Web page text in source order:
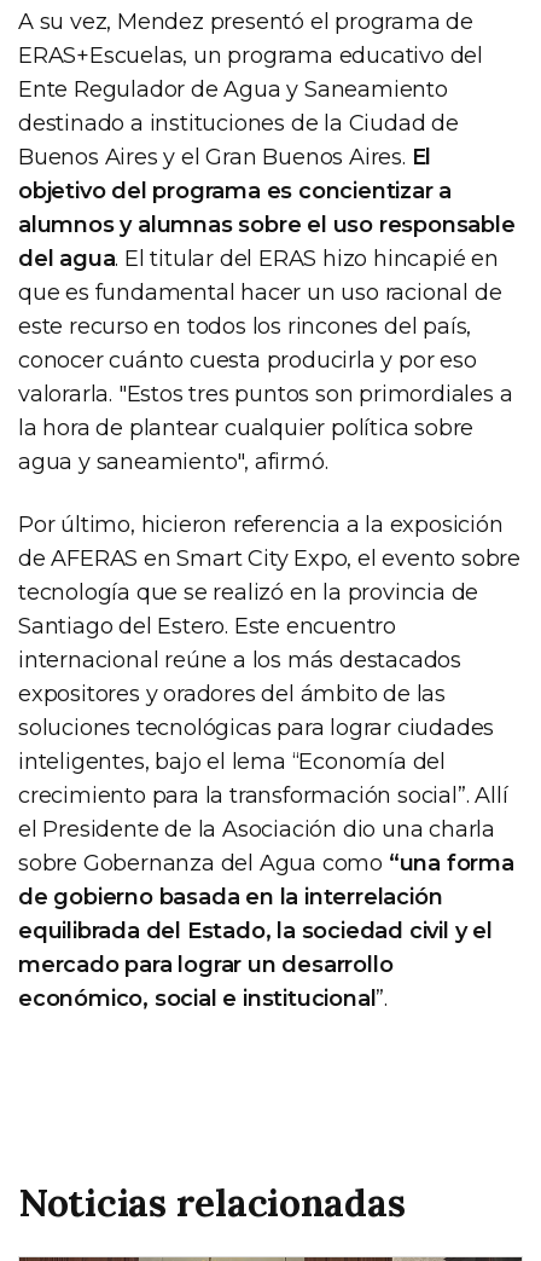
A su vez, Mendez presentó el programa de
ERAS+Escuelas, un programa educativo del
Ente Regulador de Agua y Saneamiento
destinado a instituciones de la Ciudad de
Buenos Aires y el Gran Buenos Aires. El
objetivo del programa es concientizar a
alumnos y alumnas sobre el uso responsable
del agua. El titular del ERAS hizo hincapié en
que es fundamental hacer un uso racional de
este recurso en todos los rincones del país,
conocer cuánto cuesta producirla y por eso
valorarla. "Estos tres puntos son primordiales a
la hora de plantear cualquier política sobre
agua y saneamiento", afirmó.
Por último, hicieron referencia a la exposición
de AFERAS en Smart City Expo, el evento sobre
tecnología que se realizó en la provincia de
Santiago del Estero. Este encuentro
internacional reúne a los más destacados
expositores y oradores del ámbito de las
soluciones tecnológicas para lograr ciudades
inteligentes, bajo el lema “Economía del
crecimiento para la transformación social”. Allí
el Presidente de la Asociación dio una charla
sobre Gobernanza del Agua como “una forma
de gobierno basada en la interrelación
equilibrada del Estado, la sociedad civil y el
mercado para lograr un desarrollo
económico, social e institucional ”.
Noticias relacionadas